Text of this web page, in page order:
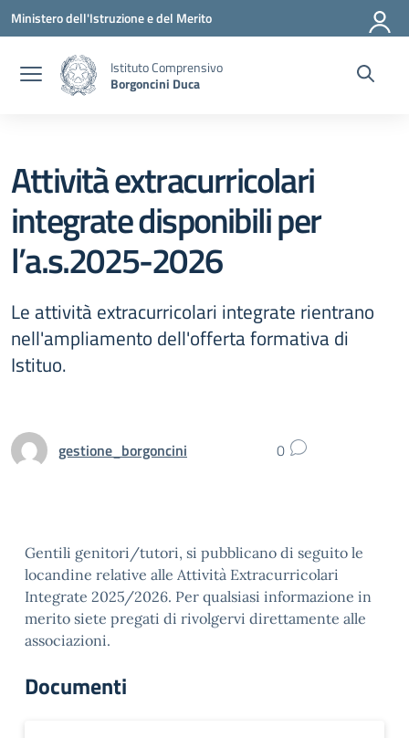
Vai ai contenuti
Vai al menu di navigazione
Vai al footer
Ministero dell'Istruzione e del Merito
Istituto Comprensivo
Borgoncini Duca
Attività extracurricolari
integrate disponibili per
l’a.s.2025-2026
Le attività extracurricolari integrate rientrano
nell'ampliamento dell'offerta formativa di
Istituo.
gestione_borgoncini 0
Gentili genitori/tutori, si pubblicano di seguito le
locandine relative alle Attività Extracurricolari
Integrate 2025/2026. Per qualsiasi informazione in
merito siete pregati di rivolgervi direttamente alle
associazioni.
Documenti